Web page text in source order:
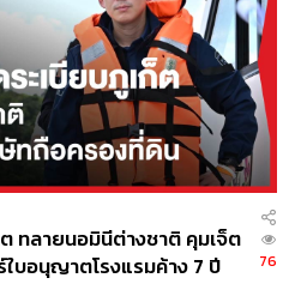
ทลายนอมินีต่างชาติ คุมเจ็ต
บอนุญาตโรงแรมค้าง 7 ปี
76